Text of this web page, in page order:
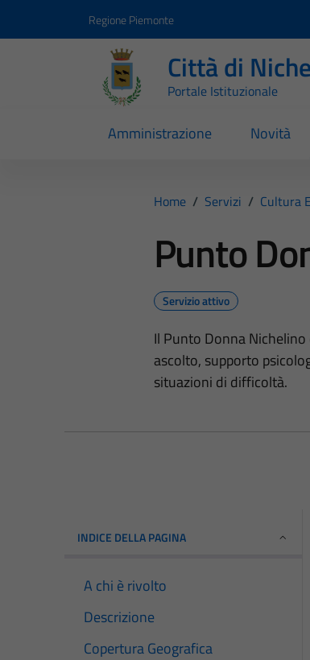
Regione Piemonte
Città di
Portale Istituzionale
Amministrazione Novità
Home / Servizi / Cultura
Punto
Servizio attivo
Il Punto Donna
ascolto, supporto
situazioni di difficoltà.
INDICE DELLA PAGINA
A chi è rivolto
Descrizione
Copertura Geografica